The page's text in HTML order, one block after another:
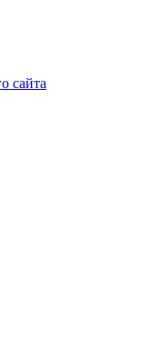
сайта